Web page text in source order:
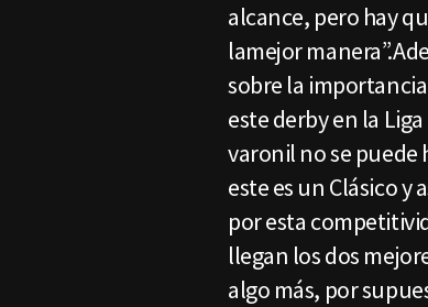
alcance, pero hay
lamejor
sobre la
este derby en la
varonil no se puede
este es un Clásico y
por esta
llegan los dos
algo más, por